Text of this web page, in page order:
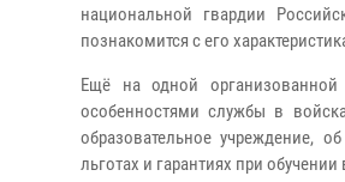
национальной гвардии
познакомится с его
Ещё на одной
особенностями службы в
образовательное учреждение,
льготах и гарантиях при